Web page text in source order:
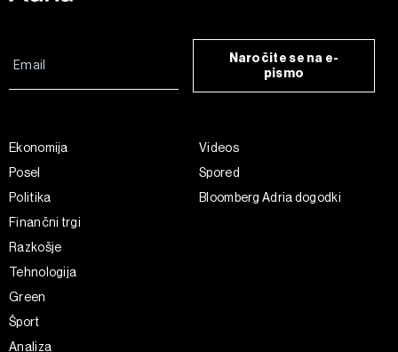
Naročite se na e-
pismo
Ekonomija
Posel
Politika
Finančni trgi
Razkošje
Tehnologija
Green
Šport
Analiza
Videos
Spored
Bloomberg Adria dogodki